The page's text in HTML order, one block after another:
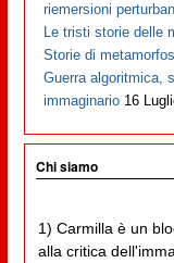
riemersioni
Le tristi storie delle
Storie di
Guerra algoritmica,
immaginario 16
Chi siamo
1) Carmilla è un
alla critica